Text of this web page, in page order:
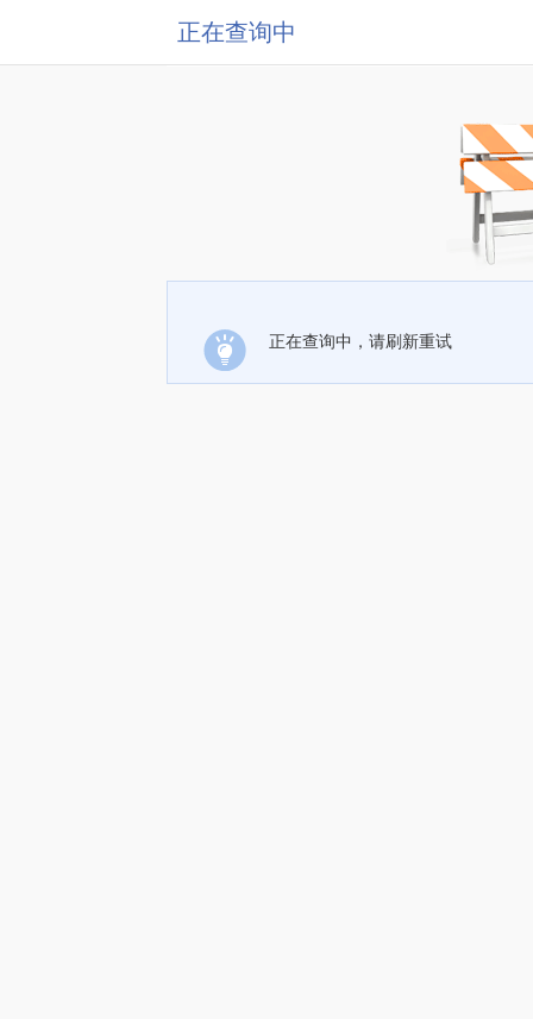
正在查询中
正在查询中，请刷新重试